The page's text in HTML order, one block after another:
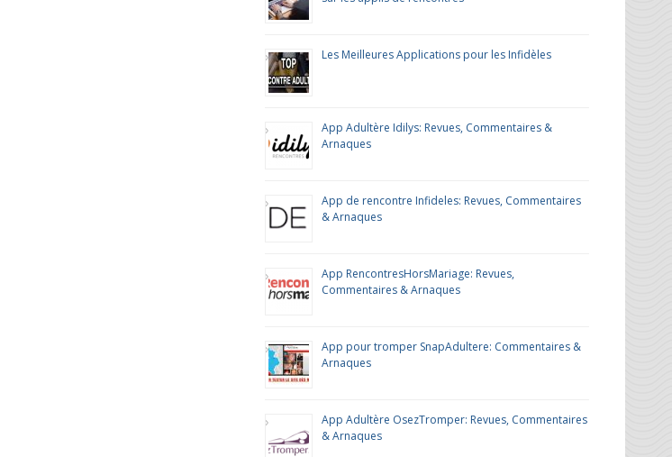
Les Meilleures Applications pour les Infidèles
App Adultère Idilys: Revues, Commentaires &
Arnaques
App de rencontre Infideles: Revues, Commentaires
& Arnaques
App RencontresHorsMariage: Revues,
Commentaires & Arnaques
App pour tromper SnapAdultere: Commentaires &
Arnaques
App Adultère OsezTromper: Revues, Commentaires
& Arnaques